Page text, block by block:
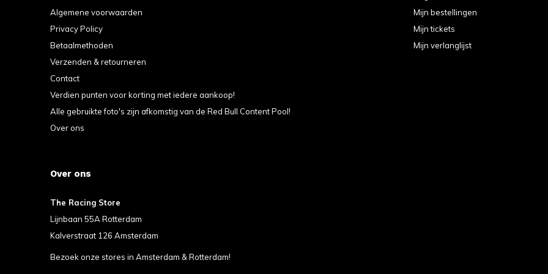
Algemene voorwaarden
Privacy Policy
Betaalmethoden
Verzenden & retourneren
Contact
Verdien punten voor korting met iedere aankoop!
Alle gebruikte foto's zijn afkomstig van de Red Bull Content Pool!
Over ons
Mijn bestellingen
Mijn tickets
Mijn verlanglijst
Over ons
The Racing Store
Lijnbaan 55A Rotterdam
Kalverstraat 126 Amsterdam
Bezoek onze stores in Amsterdam & Rotterdam!